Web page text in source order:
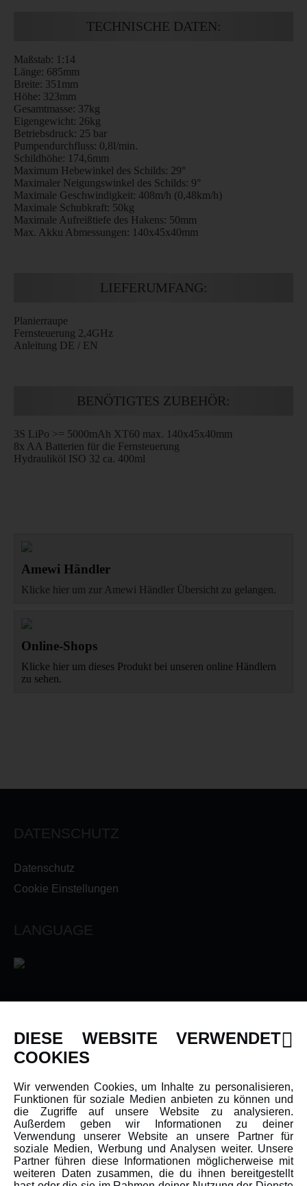
TECHNISCHE DATEN:
Maßstab: 1:14
Länge: 685mm
Breite: 351mm
Höhe: 323mm
Gesamtmasse: 37kg
Eigengewicht: 26kg
Betriebsdruck: 25 bar
Pumpendurchfluss: 0,8l/min.
Schildhöhe: 174,6mm
Maximum Hebewinkel des Schilds: 29°
Maximaler Neigungswinkel des Schilds: 9°
Maximale Geschwindigkeit: 408m/h (0,48km/h)
Maximale Schubkraft: 50kg
Maximale Aufreißtiefe des Hakens: 50mm
Max. Akku Abmessungen: 140x45x40mm
LIEFERUMFANG:
Planierraupe
Fernsteuerung 2,4GHz
Anleitung DE / EN
BENÖTIGTES ZUBEHÖR:
3S LiPo >= 5000mAh XT60 max. 140x45x40mm
8x AA Batterien für die Fernsteuerung
Hydrauliköl ISO 32 ca. 400ml
Amewi Händler
Klicke hier um zur Amewi Händler Übersicht zu gelangen.
Online-Shops
Klicke hier um dieses Produkt bei unseren online Händlern
zu sehen.
DATENSCHUTZ
Datenschutz
Cookie Einstellungen
LANGUAGE
Newsletter
Karriere
Amewi Kataloge
MEHR VON AMEWI
DIESE WEBSITE VERWENDET
COOKIES
Wir verwenden Cookies, um Inhalte zu personalisieren,
Funktionen für soziale Medien anbieten zu können und
die Zugriffe auf unsere Website zu analysieren.
Außerdem geben wir Informationen zu deiner
Verwendung unserer Website an unsere Partner für
soziale Medien, Werbung und Analysen weiter. Unsere
Partner führen diese Informationen möglicherweise mit
weiteren Daten zusammen, die du ihnen bereitgestellt